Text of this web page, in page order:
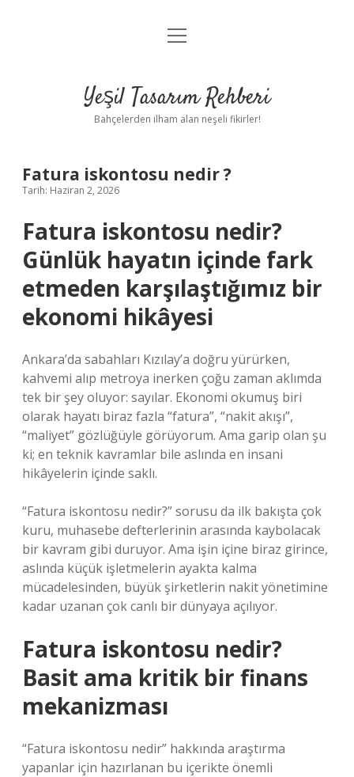
Anasayfa
Yasal Uyarı
menüyü
Yeşil Tasarım Rehberi
Bahçelerden ilham alan neşeli fikirler!
Fatura iskontosu nedir ?
Tarih: Haziran 2, 2026
Fatura iskontosu nedir?
Günlük hayatın içinde fark
etmeden karşılaştığımız bir
ekonomi hikâyesi
Ankara’da sabahları Kızılay’a doğru yürürken,
kahvemi alıp metroya inerken çoğu zaman aklımda
tek bir şey oluyor: sayılar. Ekonomi okumuş biri
olarak hayatı biraz fazla “fatura”, “nakit akışı”,
“maliyet” gözlüğüyle görüyorum. Ama garip olan şu
ki; en teknik kavramlar bile aslında en insani
hikâyelerin içinde saklı.
“Fatura iskontosu nedir?” sorusu da ilk bakışta çok
kuru, muhasebe defterlerinin arasında kaybolacak
bir kavram gibi duruyor. Ama işin içine biraz girince,
aslında küçük işletmelerin ayakta kalma
mücadelesinden, büyük şirketlerin nakit yönetimine
kadar uzanan çok canlı bir dünyaya açılıyor.
Fatura iskontosu nedir?
Basit ama kritik bir finans
mekanizması
“Fatura iskontosu nedir” hakkında araştırma
yapanlar için hazırlanan bu içerikte önemli